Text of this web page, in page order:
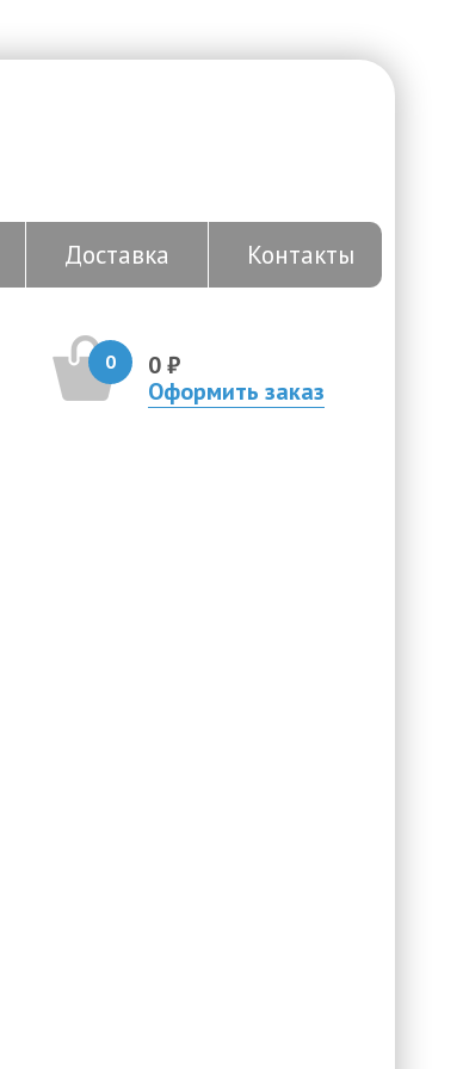
Доставка Контакты
0
0 ₽
Оформить заказ